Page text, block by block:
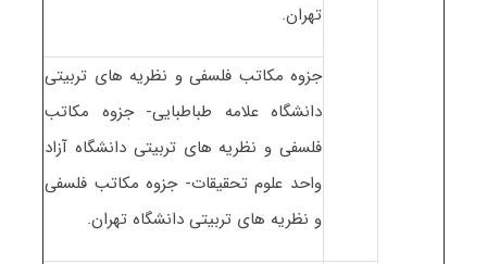
تهران.
جزوه مکاتب فلسفی و نظریه های تربیتی
دانشگاه علامه طباطبایی- جزوه مکاتب
فلسفی و نظریه های تربیتی دانشگاه آزاد
واحد علوم تحقیقات- جزوه مکاتب فلسفی
و نظریه های تربیتی دانشگاه تهران.